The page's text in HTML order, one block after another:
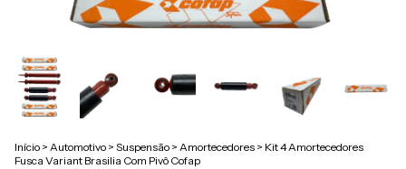
Início > Automotivo > Suspensão > Amortecedores > Kit 4 Amortecedores
Fusca Variant Brasilia Com Pivô Cofap